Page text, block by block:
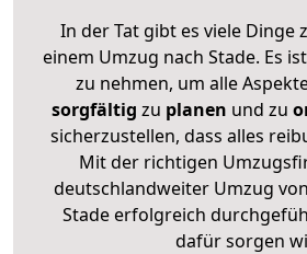
In der Tat gibt es viele Dinge
einem Umzug nach Stade. Es
zu nehmen, um alle
sorgfältig zu planen und zu
sicherzustellen, dass alles
Mit der richtigen
deutschlandweiter Umzug
Stade erfolgreich
dafür sorgen